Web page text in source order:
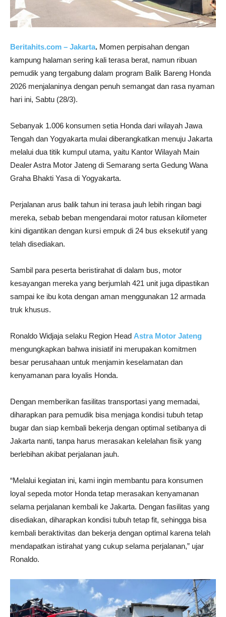
Beritahits.com – Jakarta. Momen perpisahan dengan
kampung halaman sering kali terasa berat, namun ribuan
pemudik yang tergabung dalam program Balik Bareng Honda
2026 menjalaninya dengan penuh semangat dan rasa nyaman
hari ini, Sabtu (28/3).
Sebanyak 1.006 konsumen setia Honda dari wilayah Jawa
Tengah dan Yogyakarta mulai diberangkatkan menuju Jakarta
melalui dua titik kumpul utama, yaitu Kantor Wilayah Main
Dealer Astra Motor Jateng di Semarang serta Gedung Wana
Graha Bhakti Yasa di Yogyakarta.
Perjalanan arus balik tahun ini terasa jauh lebih ringan bagi
mereka, sebab beban mengendarai motor ratusan kilometer
kini digantikan dengan kursi empuk di 24 bus eksekutif yang
telah disediakan.
Sambil para peserta beristirahat di dalam bus, motor
kesayangan mereka yang berjumlah 421 unit juga dipastikan
sampai ke ibu kota dengan aman menggunakan 12 armada
truk khusus.
Ronaldo Widjaja selaku Region Head Astra Motor Jateng
mengungkapkan bahwa inisiatif ini merupakan komitmen
besar perusahaan untuk menjamin keselamatan dan
kenyamanan para loyalis Honda.
Dengan memberikan fasilitas transportasi yang memadai,
diharapkan para pemudik bisa menjaga kondisi tubuh tetap
bugar dan siap kembali bekerja dengan optimal setibanya di
Jakarta nanti, tanpa harus merasakan kelelahan fisik yang
berlebihan akibat perjalanan jauh.
“Melalui kegiatan ini, kami ingin membantu para konsumen
loyal sepeda motor Honda tetap merasakan kenyamanan
selama perjalanan kembali ke Jakarta. Dengan fasilitas yang
disediakan, diharapkan kondisi tubuh tetap fit, sehingga bisa
kembali beraktivitas dan bekerja dengan optimal karena telah
mendapatkan istirahat yang cukup selama perjalanan,” ujar
Ronaldo.